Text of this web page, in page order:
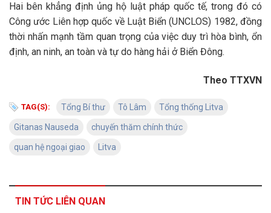
Hai bên khẳng định ủng hộ luật pháp quốc tế, trong đó có
Công ước Liên hợp quốc về Luật Biển (UNCLOS) 1982, đồng
thời nhấn mạnh tầm quan trọng của việc duy trì hòa bình, ổn
định, an ninh, an toàn và tự do hàng hải ở Biển Đông.
Theo TTXVN
TAG(S): Tổng Bí thư Tô Lâm Tổng thống Litva
Gitanas Nauseda chuyến thăm chính thức
quan hệ ngoại giao Litva
TIN TỨC LIÊN QUAN